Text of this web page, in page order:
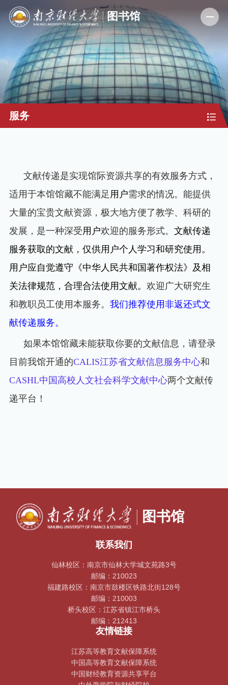
服务
文献传递是实现馆际资源共享的有效服务方式，
适用于本馆馆藏不能满足 用户需求的情况。能提供
大量的宝贵文献资源，极大地方便了教学、科研的
发展，是一种深受用户欢迎的服务形式。 文献传递
服务获取的文献，仅供用户个人学习和研究使用。
用户应自觉遵守《中华人民共和国著作权法》及相
关法律规范，合理合法使用文献。 欢迎广大研究生
和教职员工使用本服务。 我们推荐使用非返还式文
献传递服务。
如果本馆馆藏未能获取你要的文献信息，请登录
目前我馆开通的CALIS江苏省文献信息服务中心和
CASHL中国高校人文社会科学文献中心两个文献传
递平台！
联系我们
仙林校区：南京市仙林大学城文苑路3号
邮编：210023
福建路校区：南京市鼓楼区铁路北街128号
邮编：210003
桥头校区：江苏省镇江市桥头
邮编：212413
友情链接
江苏高等教育文献保障系统
中国高等教育文献保障系统
中国财经教育资源共享平台